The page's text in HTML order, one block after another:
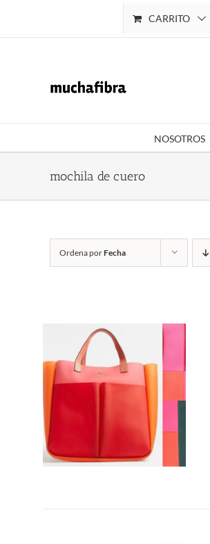
CARRITO
NOSOTROS
mochila de cuero
Ordena porFecha